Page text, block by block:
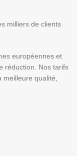
milliers de clients
européennes et
réduction. Nos tarifs
qualité,